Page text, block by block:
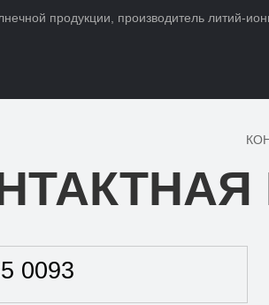
продукции, производитель литий-
0093